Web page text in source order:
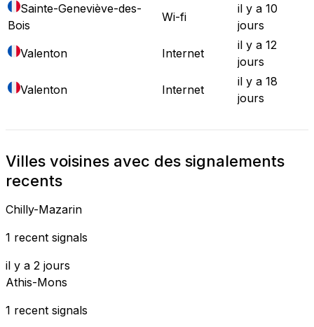
Sainte-Geneviève-des-
Bois
Wi-fi
il y a 10
jours
Valenton
Internet
il y a 12
jours
Valenton
Internet
il y a 18
jours
Villes voisines avec des signalements
recents
Chilly-Mazarin
1 recent signals
il y a 2 jours
Athis-Mons
1 recent signals